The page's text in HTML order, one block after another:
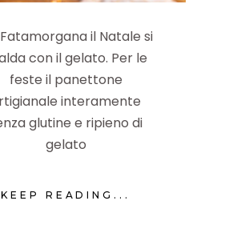
il Natale si
con il gelato. Per le
feste il panettone
interamente
glutine e ripieno di
gelato
KEEP READING...